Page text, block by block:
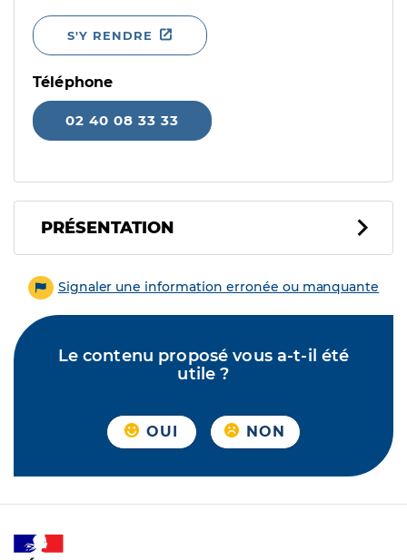
S'Y RENDRE
Téléphone
02 40 08 33 33
PRÉSENTATION
Signaler une information erronée ou manquante
Le contenu proposé vous a-t-il été
utile ?
OUI NON